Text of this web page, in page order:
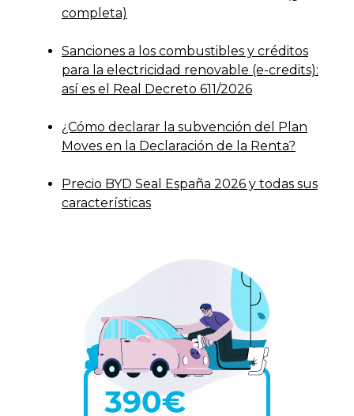
completa)
Sanciones a los combustibles y créditos
para la electricidad renovable (e-credits):
así es el Real Decreto 611/2026
¿Cómo declarar la subvención del Plan
Moves en la Declaración de la Renta?
Precio BYD Seal España 2026 y todas sus
características